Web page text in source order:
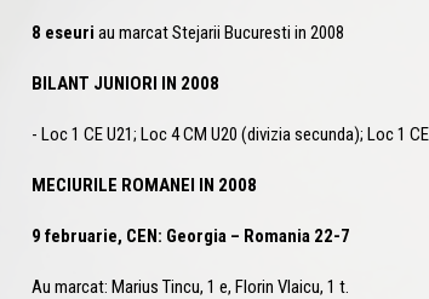
8 eseuri au marcat Stejarii Bucuresti in 2008
BILANT JUNIORI IN 2008
- Loc 1 CE U21; Loc 4 CM U20 (divizia secunda); Loc 1 CE
MECIURILE ROMANEI IN 2008
9 februarie, CEN: Georgia – Romania 22-7
Au marcat: Marius Tincu, 1 e, Florin Vlaicu, 1 t.